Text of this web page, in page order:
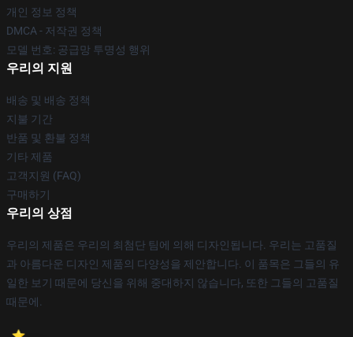
개인 정보 정책
DMCA - 저작권 정책
모델 번호: 공급망 투명성 행위
우리의 지원
배송 및 배송 정책
지불 기간
반품 및 환불 정책
기타 제품
고객지원 (FAQ)
구매하기
우리의 상점
우리의 제품은 우리의 최첨단 팀에 의해 디자인됩니다. 우리는 고품질
과 아름다운 디자인 제품의 다양성을 제안합니다. 이 품목은 그들의 유
일한 보기 때문에 당신을 위해 중대하지 않습니다, 또한 그들의 고품질
때문에.